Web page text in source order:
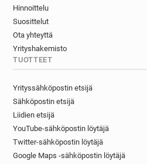
Hinnoittelu
Suosittelut
Ota yhteyttä
Yrityshakemisto
TUOTTEET
Yrityssähköpostin etsijä
Sähköpostin etsijä
Liidien etsijä
YouTube-sähköpostin löytäjä
Twitter-sähköpostin löytäjä
Google Maps -sähköpostin löytäjä